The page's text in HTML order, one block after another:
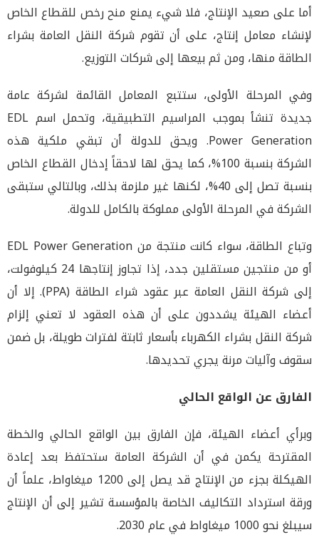
أما على صعيد الإنتاج، فلا شيء يمنع منح رخص للقطاع الخاص
لإنشاء معامل إنتاج، على أن تقوم شركة النقل العامة بشراء
الطاقة منها، ومن ثم بيعها إلى شركات التوزيع.
وفي المرحلة الأولى، ستتبع المعامل القائمة لشركة عامة
جديدة تنشأ بموجب المراسيم التطبيقية، وتحمل اسم EDL
Power Generation. ويحق للدولة أن تبقي ملكية هذه
الشركة بنسبة 100%، كما يحق لها لاحقاً إدخال القطاع الخاص
بنسبة تصل إلى 40%، لكنها غير ملزمة بذلك، وبالتالي ستبقى
الشركة في المرحلة الأولى مملوكة بالكامل للدولة.
وتباع الطاقة، سواء كانت منتجة من EDL Power Generation
أو من منتجين مستقلين جدد، إذا تجاوز إنتاجها 24 كيلوفولت،
إلى شركة النقل العامة عبر عقود شراء الطاقة (PPA). إلا أن
أعضاء الهيئة يشددون على أن هذه العقود لا تعني إلزام
شركة النقل بشراء الكهرباء بأسعار ثابتة لفترات طويلة، بل ضمن
سقوف وآليات مرنة يجري تحديدها.
الفارق عن الواقع الحالي
وبرأي أعضاء الهيئة، فإن الفارق بين الواقع الحالي والخطة
المقترحة يكمن في أن الشركة العامة ستحتفظ بعد إعادة
الهيكلة بجزء من الإنتاج قد يصل إلى 1200 ميغاواط، علماً أن
ورقة استرداد التكاليف الخاصة بالمؤسسة تشير إلى أن الإنتاج
سيبلغ نحو 1000 ميغاواط في عام 2030.